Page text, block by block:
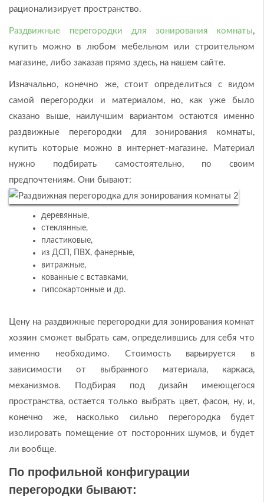
рационализирует пространство.
Раздвижные перегородки для зонирования комнаты,
купить можно в любом мебельном или строительном
магазине, либо заказав прямо здесь, на нашем сайте.
Изначально, конечно же, стоит определиться с видом
самой перегородки и материалом, но, как уже было
сказано выше, наилучшим вариантом остаются именно
раздвижные перегородки для зонирования комнаты,
купить которые можно в интернет-магазине. Материал
нужно подбирать самостоятельно, по своим
предпочтениям. Они бывают:
деревянные,
стеклянные,
пластиковые,
из ДСП, ПВХ, фанерные,
витражные,
кованные с вставками,
гипсокартонные и др.
Цену на раздвижные перегородки для зонирования комнат
хозяин сможет выбрать сам, определившись для себя что
именно необходимо. Стоимость варьируется в
зависимости от выбранного материала, каркаса,
механизмов. Подбирая под дизайн имеющегося
пространства, остается только выбрать цвет, фасон, ну, и,
конечно же, насколько сильно перегородка будет
изолировать помещение от посторонних шумов, и будет
ли вообще.
По профильной конфигурации
перегородки бывают: